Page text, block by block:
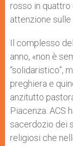
rosso in
attenzione
Il complesso
anno, «non è
“solidaristico”,
preghiera e
anzitutto
Piacenza. ACS
sacerdozio dei
religiosi che